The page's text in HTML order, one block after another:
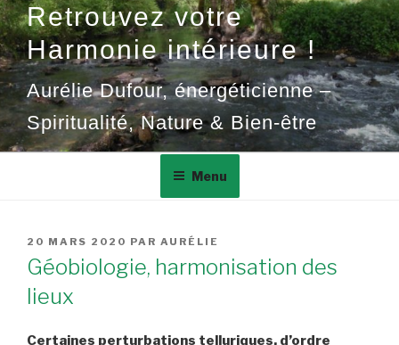
Retrouvez votre
Harmonie intérieure !
Aurélie Dufour, énergéticienne –
Spiritualité, Nature & Bien-être
Menu
PUBLIÉ
LE
20 MARS 2020 PAR AURÉLIE
Géobiologie, harmonisation des
lieux
Certaines perturbations telluriques, d’ordre